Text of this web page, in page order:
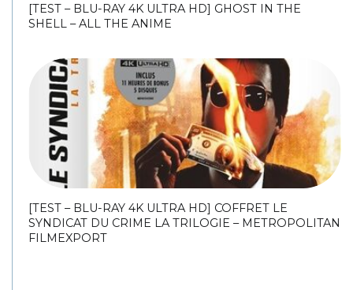
[TEST – BLU-RAY 4K ULTRA HD] GHOST IN THE
SHELL – ALL THE ANIME
[TEST – BLU-RAY 4K ULTRA HD] COFFRET LE
SYNDICAT DU CRIME LA TRILOGIE – METROPOLITAN
FILMEXPORT